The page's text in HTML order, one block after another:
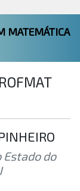
MATEMÁTICA
Estado do